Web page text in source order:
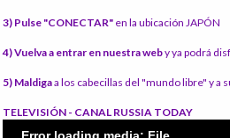
3) Pulse "CONECTAR" en la ubicación JAPÓN
4) Vuelva a entrar en nuestra weby ya podrá
5) Maldigaa los cabecillas del "mundo libre" y a
TELEVISIÓN - CANAL RUSSIA TODAY